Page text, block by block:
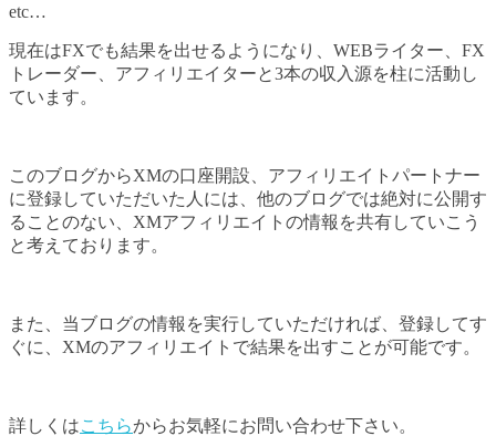
etc…
現在はFXでも結果を出せるようになり、WEBライター、FX
トレーダー、アフィリエイターと3本の収入源を柱に活動し
ています。
このブログからXMの口座開設、アフィリエイトパートナー
に登録していただいた人には、他のブログでは絶対に公開す
ることのない、XMアフィリエイトの情報を共有していこう
と考えております。
また、当ブログの情報を実行していただければ、登録してす
ぐに、XMのアフィリエイトで結果を出すことが可能です。
詳しくはこちらからお気軽にお問い合わせ下さい。